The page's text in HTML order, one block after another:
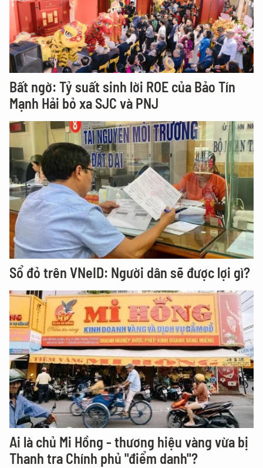
Bất ngờ: Tỷ suất sinh lời ROE của Bảo Tín
Mạnh Hải bỏ xa SJC và PNJ
Sổ đỏ trên VNeID: Người dân sẽ được lợi gì?
Ai là chủ Mi Hồng - thương hiệu vàng vừa bị
Thanh tra Chính phủ "điểm danh"?